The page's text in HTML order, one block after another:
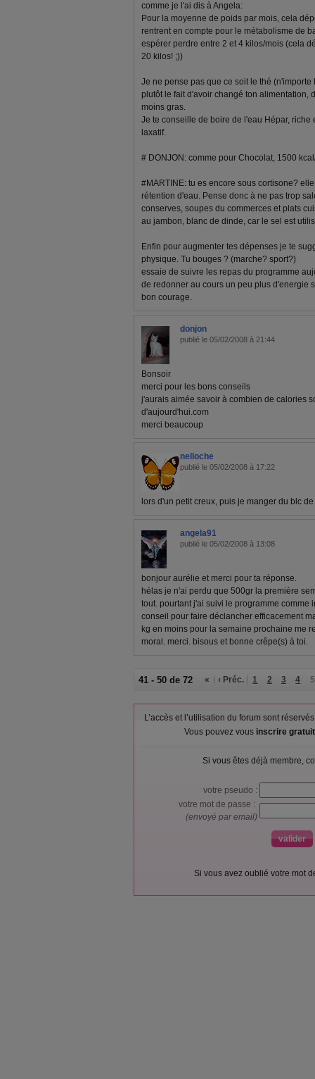
comme je l'ai dis à Angela:
Pour la moyenne de poids par mois, cela
rentrent en compte pour le métabolisme de
espérer perdre entre 2 et 4 kilos/mois (cela
20 kilos! ;))
Je ne pense pas que ce soit le thé
plutôt le fait d'avoir changé ton alimentation,
moins gras.
Je te conseille de boire de l'eau Hépar,
laxatif.
# DONJON: comme pour Chocolat, 1500
#MARTINE: tu es encore sous cortisone?
rétention d'eau. Pense donc à ne pas trop
conserves, soupes du commerces et plats
au jambon, blanc de dinde, car le sel est
Enfin pour augmenter tes dépenses je te
physique. Tu bouges ? (marche? sport?)
essaie de suivre les repas du programme
de redonner au cours un peu plus d'energie
bon courage.
donjon
publié le 05/02/2008 à 21:44
Bonsoir
merci pour les bons conseils
j'aurais aimée savoir à combien de calories
d'aujourd'hui.com
merci beaucoup
nelloche
publié le 05/02/2008 à 17:22
lors d'un petit creux, puis je manger du blc
angela91
publié le 05/02/2008 à 13:08
bonjour aurélie et merci pour ta réponse.
hélas je n'ai perdu que 500gr la première
tout. pourtant j'ai suivi le programme comme
conseil pour faire déclancher efficacement
kg en moins pour la semaine prochaine me
moral. merci. bisous et bonne crêpe(s) à toi.
41 - 50 de 72 « ‹ Préc. 1 2 3 4 5
L’accès et l’utilisation du forum sont
Vous pouvez vous inscrire
Si vous êtes déjà membre,
votre pseudo :
votre mot de passe :
(envoyé par email)
Si vous avez oublié votre mot